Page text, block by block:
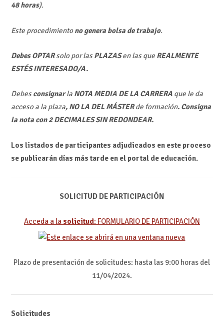
48 horas).
Este procedimientono genera bolsa de trabajo.
Debes OPTARsolo por lasPLAZASen las que REALMENTE
ESTÉS INTERESADO/A.
Debesconsignarla NOTA MEDIA DE LA CARRERA que le da
acceso a la plaza, NO LA DEL MÁSTERde formación. Consigna
la nota con2 DECIMALES SIN REDONDEAR.
Los listados de participantes adjudicados en este proceso
se publicarán días más tarde en el portal de educación.
SOLICITUD DE PARTICIPACIÓN
Acceda a la solicitud: FORMULARIO DE PARTICIPACIÓN
Plazo de presentación de solicitudes: hasta las 9:00 horas del
11/04/2024.
Solicitudes